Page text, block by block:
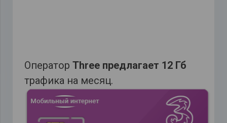
Оператор Three предлагает 12 Гб
трафика на месяц.